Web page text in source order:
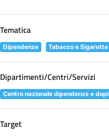
Tematica
Dipendenze Tabacco e
Dipartimenti/Centri/Servizi
Centro nazionale dipendenze e
Target